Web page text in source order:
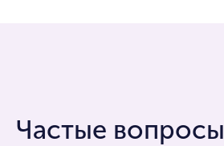
Частые вопросы